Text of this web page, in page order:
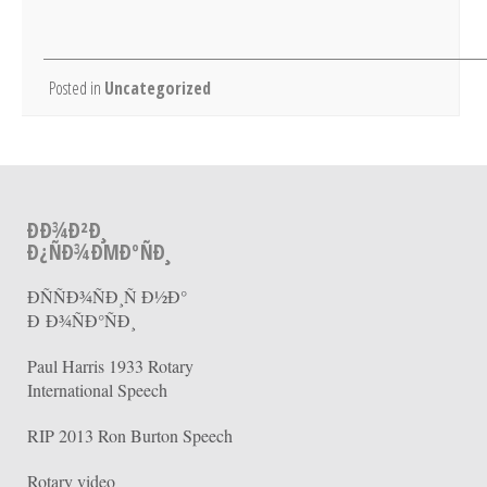
Posted in Uncategorized
ÐÐ¾Ð²Ð¸
Ð¿ÑÐ¾ÐΜÐºÑÐ¸
ÐÑÑÐ¾ÑÐ¸Ñ Ð½Ð°
Ð Ð¾ÑÐ°ÑÐ¸
Paul Harris 1933 Rotary
International Speech
RIP 2013 Ron Burton Speech
Rotary video